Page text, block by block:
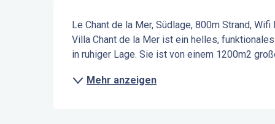
Beschreibung
Le Chant de la Mer, Südlage, 800m Strand,
Villa Chant de la Mer ist ein helles,
in ruhiger Lage. Sie ist von einem 1200m2
Mehr anzeigen